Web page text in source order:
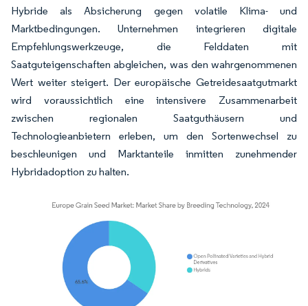
Hybride als Absicherung gegen volatile Klima- und
Marktbedingungen. Unternehmen integrieren digitale
Empfehlungswerkzeuge, die Felddaten mit
Saatguteigenschaften abgleichen, was den wahrgenommenen
Wert weiter steigert. Der europäische Getreidesaatgutmarkt
wird voraussichtlich eine intensivere Zusammenarbeit
zwischen regionalen Saatguthäusern und
Technologieanbietern erleben, um den Sortenwechsel zu
beschleunigen und Marktanteile inmitten zunehmender
Hybridadoption zu halten.